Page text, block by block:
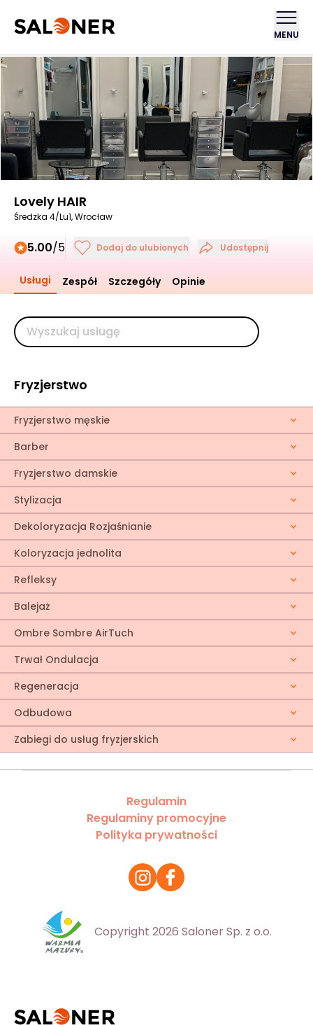
MENU
Lovely HAIR
Średzka 4/Lu1, Wrocław
5.00/5 Dodaj do ulubionych Udostępnij
Usługi Zespół Szczegóły Opinie
Fryzjerstwo
Fryzjerstwo męskie
Barber
Fryzjerstwo damskie
Stylizacja
Dekoloryzacja Rozjaśnianie
Koloryzacja jednolita
Refleksy
Balejaż
Ombre Sombre AirTuch
Trwał Ondulacja
Regeneracja
Odbudowa
Zabiegi do usług fryzjerskich
Regulamin
Regulaminy promocyjne
Polityka prywatności
Copyright 2026 Saloner Sp. z o.o.